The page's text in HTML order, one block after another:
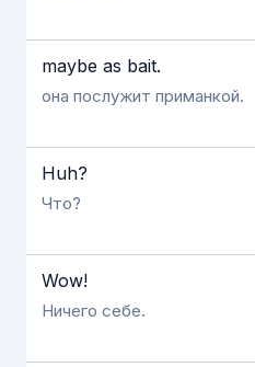
maybe as bait.
она послужит приманкой.
Huh?
Что?
Wow!
Ничего себе.